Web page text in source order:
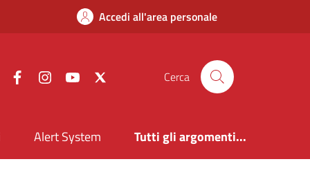
Accedi all'area personale
FacebookInstagramYouTube Cerca
Alert System Tutti gli argomenti...